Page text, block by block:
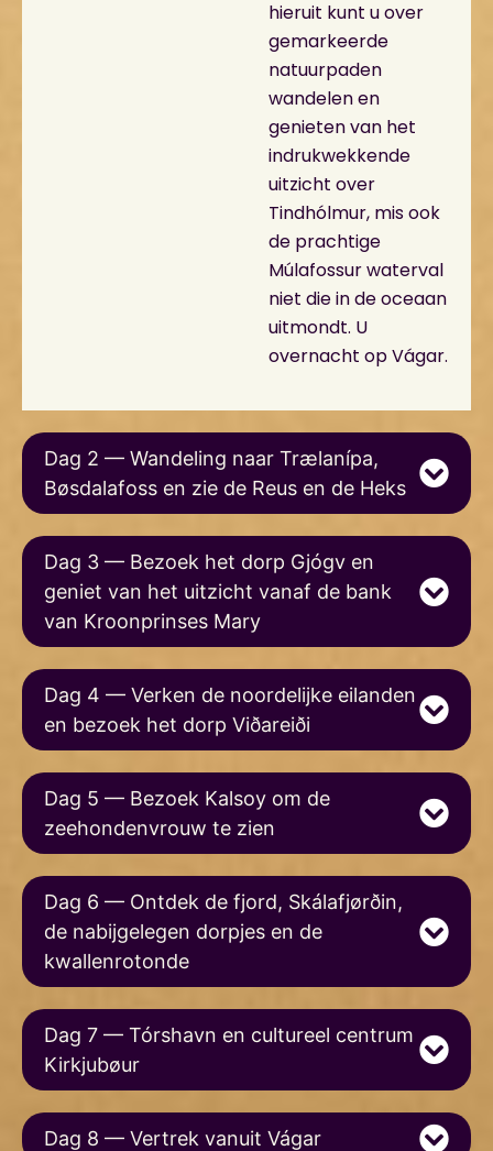
hieruit kunt u over
gemarkeerde
natuurpaden
wandelen en
genieten van het
indrukwekkende
uitzicht over
Tindhólmur, mis ook
de prachtige
Múlafossur waterval
niet die in de oceaan
uitmondt. U
overnacht op Vágar.
Dag 2 — Wandeling naar Trælanípa,
Bøsdalafoss en zie de Reus en de Heks
Dag 3 — Bezoek het dorp Gjógv en
geniet van het uitzicht vanaf de bank
van Kroonprinses Mary
Dag 4 — Verken de noordelijke eilanden
en bezoek het dorp Viðareiði
Dag 5 — Bezoek Kalsoy om de
zeehondenvrouw te zien
Dag 6 — Ontdek de fjord, Skálafjørðin,
de nabijgelegen dorpjes en de
kwallenrotonde
Dag 7 — Tórshavn en cultureel centrum
Kirkjubøur
Dag 8 — Vertrek vanuit Vágar